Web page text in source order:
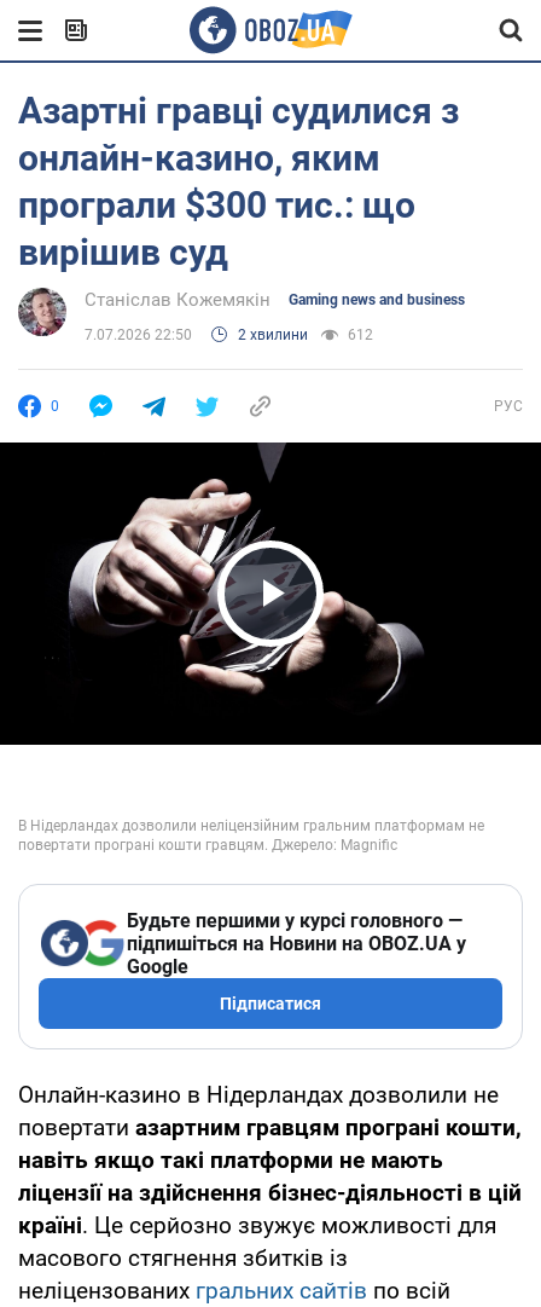
Азартні гравці судилися з
онлайн-казино, яким
програли $300 тис.: що
вирішив суд
Станіслав Кожемякін Gaming news and business
7.07.2026 22:50 2 хвилини 612
0 РУС
Play Video
Будьте першими у курсі головного —
підпишіться на Новини на OBOZ.UA у
Google
Підписатися
Онлайн-казино в Нідерландах дозволили не
повертати азартним гравцям програні кошти,
навіть якщо такі платформи не мають
ліцензії на здійснення бізнес-діяльності в цій
країні. Це серйозно звужує можливості для
масового стягнення збитків із
неліцензованих гральних сайтів по всій